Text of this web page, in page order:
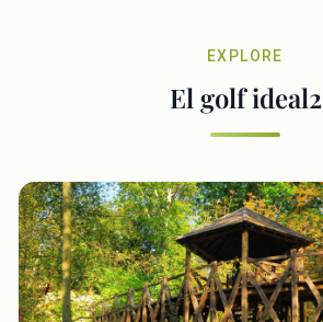
EXPLORE
El golf ideal2